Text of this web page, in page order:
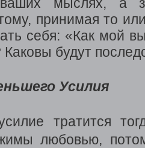
принимая то
себя: «Как мой
будут
Усилия
тратится
любовью,